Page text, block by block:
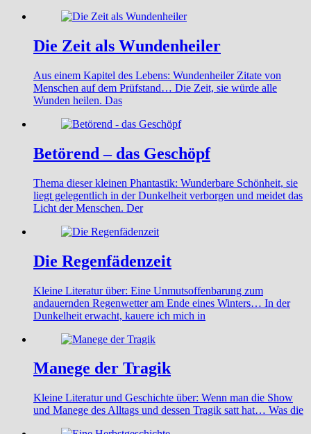
Die Zeit als Wundenheiler
Aus einem Kapitel des Lebens: Wundenheiler Zitate von
Menschen auf dem Prüfstand… Die Zeit, sie würde alle
Wunden heilen. Das
Betörend – das Geschöpf
Thema dieser kleinen Phantastik: Wunderbare Schönheit, sie
liegt gelegentlich in der Dunkelheit verborgen und meidet das
Licht der Menschen. Der
Die Regenfädenzeit
Kleine Literatur über: Eine Unmutsoffenbarung zum
andauernden Regenwetter am Ende eines Winters… In der
Dunkelheit erwacht, kauere ich mich in
Manege der Tragik
Kleine Literatur und Geschichte über: Wenn man die Show
und Manege des Alltags und dessen Tragik satt hat… Was die